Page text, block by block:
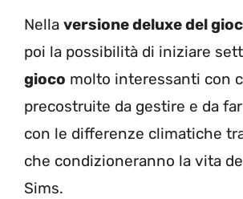
Nella versione deluxe del
poi la possibilità di iniziare
gioco molto interessanti con
precostruite da gestire e da
con le differenze climatiche
che condizioneranno la vita
Sims.